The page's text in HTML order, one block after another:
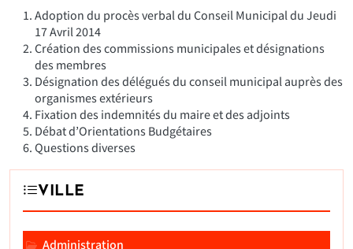
Adoption du procès verbal du Conseil Municipal du Jeudi
17 Avril 2014
Création des commissions municipales et désignations
des membres
Désignation des délégués du conseil municipal auprès des
organismes extérieurs
Fixation des indemnités du maire et des adjoints
Débat d’Orientations Budgétaires
Questions diverses
VILLE
Administration